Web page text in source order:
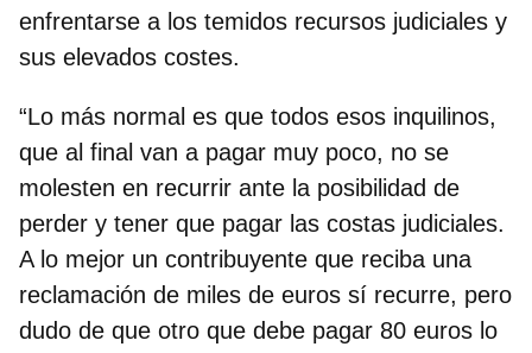
enfrentarse a los temidos recursos judiciales y
sus elevados costes.
“Lo más normal es que todos esos inquilinos,
que al final van a pagar muy poco, no se
molesten en recurrir ante la posibilidad de
perder y tener que pagar las costas judiciales.
A lo mejor un contribuyente que reciba una
reclamación de miles de euros sí recurre, pero
dudo de que otro que debe pagar 80 euros lo